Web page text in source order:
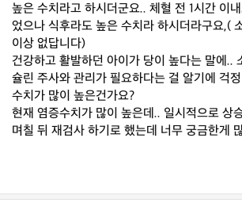
높은 수치라고 하시더군요.. 체혈 전 1시간 이
었으나 식후라도 높은 수치라 하시더라구요,(
이상 없답니다)
건강하고 활발하던 아이가 당이 높다는 말에..
슐린 주사와 관리가 필요하다는 걸 알기에 걱
수치가 많이 높은건가요?
현재 염증수치가 많이 높은데.. 일시적으로 상
며칠 뒤 재검사 하기로 했는데 너무 궁금한게